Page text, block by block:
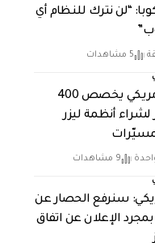
“لن نترك للنظام أي
5 مشاهدات
الجيش الأمريكي يخصص 400
لشراء أنظمة ليزر
9 مشاهدات
سنرفع الحصار عن
بمجرد الإعلان عن اتفاق